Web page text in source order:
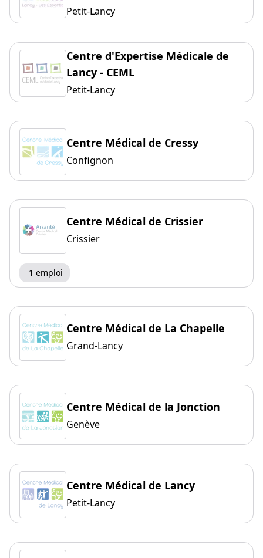
Petit-Lancy
Centre d'Expertise Médicale de
Lancy - CEML
Petit-Lancy
Centre Médical de Cressy
Confignon
Centre Médical de Crissier
Crissier
1 emploi
Centre Médical de La Chapelle
Grand-Lancy
Centre Médical de la Jonction
Genève
Centre Médical de Lancy
Petit-Lancy